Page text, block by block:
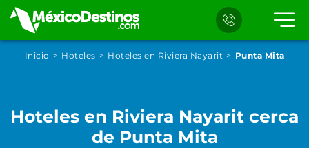
Inicio Hoteles Hoteles en Riviera Nayarit Punta Mita
Hoteles en Riviera Nayarit cerca
de Punta Mita